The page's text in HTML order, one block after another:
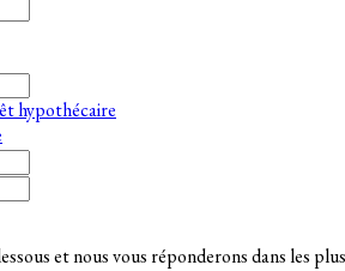
hypothécaire
et nous vous réponderons dans les